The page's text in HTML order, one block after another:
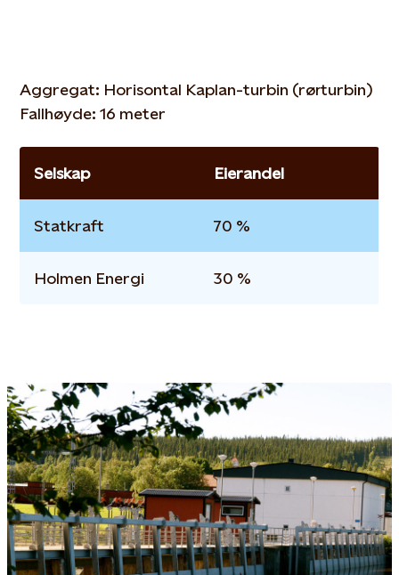
Aggregat: Horisontal Kaplan-turbin (rørturbin)
Fallhøyde: 16 meter
Selskap Eierandel
Statkraft 70 %
Holmen Energi 30 %